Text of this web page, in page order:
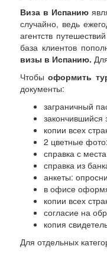
Виза в Испанию
случайно, ведь
агентств
база клиентов
визы в Испанию.
Чтобыоформить
документы:
заграничный
закончившийся
копии всех
2 цветные
справка с
справка из
анкеты:
в офисе
копии всех
согласие на
копия
Для отдельных